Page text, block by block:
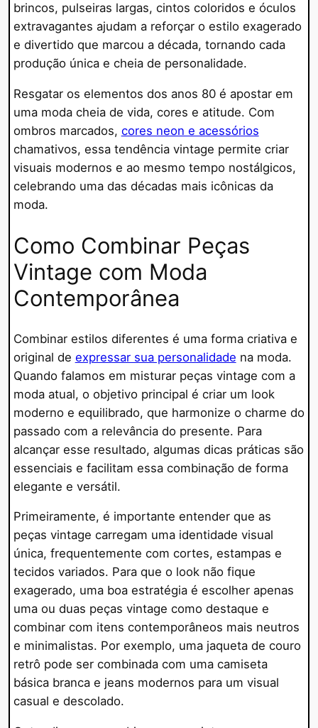
brincos, pulseiras largas, cintos coloridos e óculos
extravagantes ajudam a reforçar o estilo exagerado
e divertido que marcou a década, tornando cada
produção única e cheia de personalidade.
Resgatar os elementos dos anos 80 é apostar em
uma moda cheia de vida, cores e atitude. Com
ombros marcados, cores neon e acessórios
chamativos, essa tendência vintage permite criar
visuais modernos e ao mesmo tempo nostálgicos,
celebrando uma das décadas mais icônicas da
moda.
Como Combinar Peças
Vintage com Moda
Contemporânea
Combinar estilos diferentes é uma forma criativa e
original de expressar sua personalidade na moda.
Quando falamos em misturar peças vintage com a
moda atual, o objetivo principal é criar um look
moderno e equilibrado, que harmonize o charme do
passado com a relevância do presente. Para
alcançar esse resultado, algumas dicas práticas são
essenciais e facilitam essa combinação de forma
elegante e versátil.
Primeiramente, é importante entender que as
peças vintage carregam uma identidade visual
única, frequentemente com cortes, estampas e
tecidos variados. Para que o look não fique
exagerado, uma boa estratégia é escolher apenas
uma ou duas peças vintage como destaque e
combinar com itens contemporâneos mais neutros
e minimalistas. Por exemplo, uma jaqueta de couro
retrô pode ser combinada com uma camiseta
básica branca e jeans modernos para um visual
casual e descolado.